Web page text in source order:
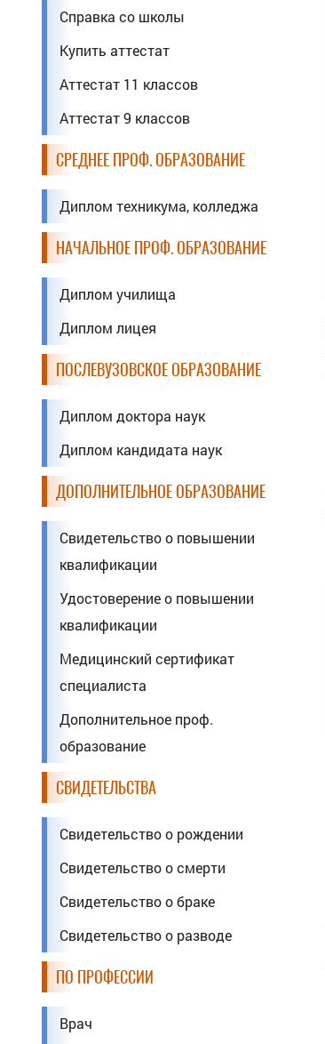
Справка со школы
Купить аттестат
Аттестат 11 классов
Аттестат 9 классов
СРЕДНЕЕ ПРОФ. ОБРАЗОВАНИЕ
Диплом техникума, колледжа
НАЧАЛЬНОЕ ПРОФ. ОБРАЗОВАНИЕ
Диплом училища
Диплом лицея
ПОСЛЕВУЗОВСКОЕ ОБРАЗОВАНИЕ
Диплом доктора наук
Диплом кандидата наук
ДОПОЛНИТЕЛЬНОЕ ОБРАЗОВАНИЕ
Свидетельство о повышении
квалификации
Удостоверение о повышении
квалификации
Медицинский сертификат
специалиста
Дополнительное проф.
образование
СВИДЕТЕЛЬСТВА
Свидетельство о рождении
Свидетельство о смерти
Свидетельство о браке
Свидетельство о разводе
ПО ПРОФЕССИИ
Врач